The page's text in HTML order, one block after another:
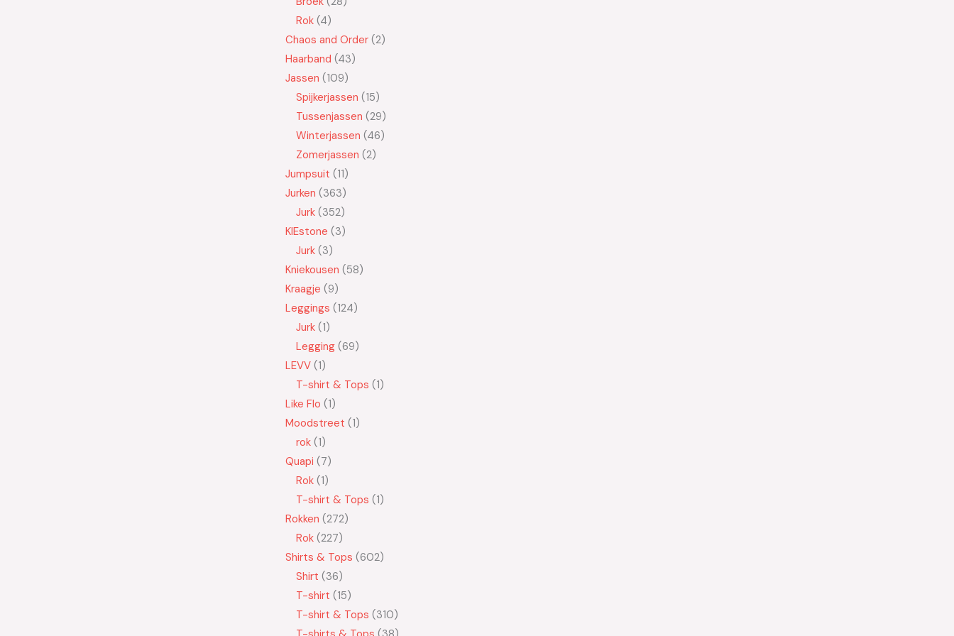
Rok 4
Chaos and Order 2
Haarband 43
Jassen 109
Spijkerjassen 15
Tussenjassen 29
Winterjassen 46
Zomerjassen 2
Jumpsuit 11
Jurken 363
Jurk 352
KIEstone 3
Jurk 3
Kniekousen 58
Kraagje 9
Leggings 124
Jurk 1
Legging 69
LEVV 1
T-shirt & Tops 1
Like Flo 1
Moodstreet 1
rok 1
Quapi 7
Rok 1
T-shirt & Tops 1
Rokken 272
Rok 227
Shirts & Tops 602
Shirt 36
T-shirt 15
T-shirt & Tops 310